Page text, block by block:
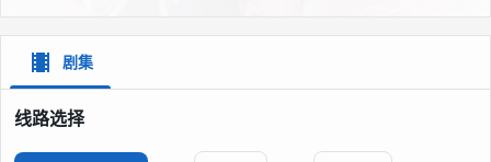
剧集
线路选择